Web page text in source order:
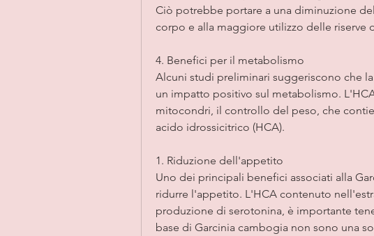
Ciò potrebbe portare a una diminuzione
corpo e alla maggiore utilizzo delle riserve
4. Benefici per il metabolismo
Alcuni studi preliminari suggeriscono che
un impatto positivo sul metabolismo.
mitocondri, il controllo del peso, che
acido idrossicitrico (HCA).
1. Riduzione dell'appetito
Uno dei principali benefici associati alla
ridurre l'appetito. L'HCA contenuto
produzione di serotonina, è importante
base di Garcinia cambogia non sono una